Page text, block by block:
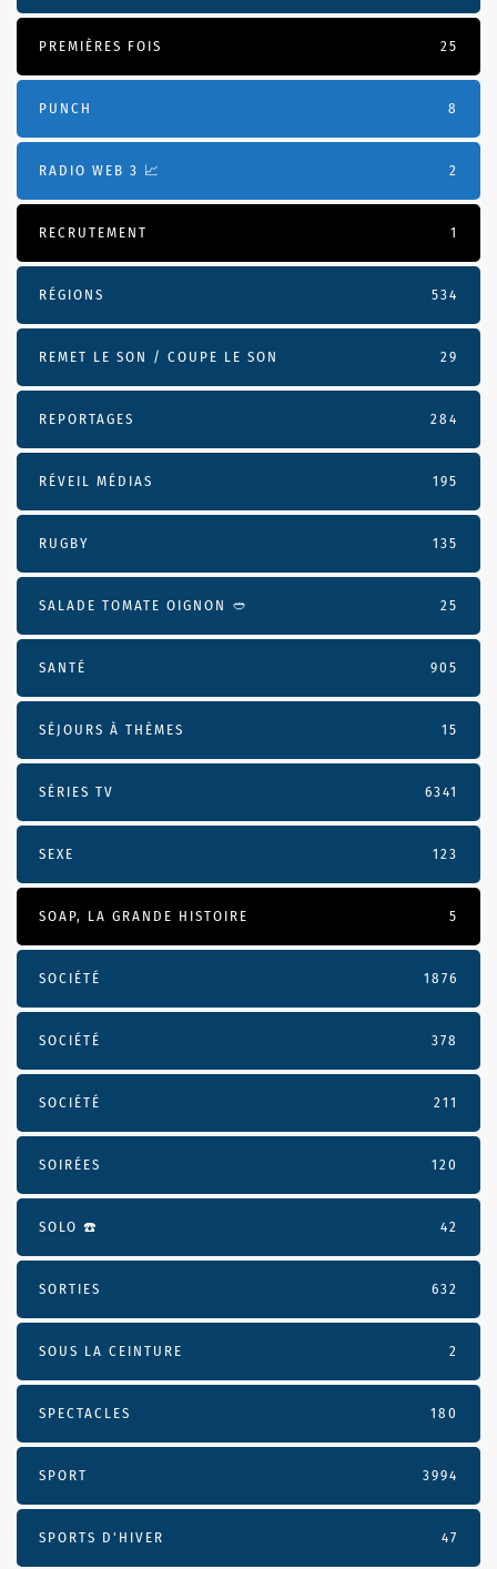
PREMIÈRES FOIS 25
PUNCH 8
RADIO WEB 3 📈 2
RECRUTEMENT 1
RÉGIONS 534
REMET LE SON / COUPE LE SON 29
REPORTAGES 284
RÉVEIL MÉDIAS 195
RUGBY 135
SALADE TOMATE OIGNON 🥙 25
SANTÉ 905
SÉJOURS À THÈMES 15
SÉRIES TV 6341
SEXE 123
SOAP, LA GRANDE HISTOIRE 5
SOCIÉTÉ 1876
SOCIÉTÉ 378
SOCIÉTÉ 211
SOIRÉES 120
SOLO ☎️ 42
SORTIES 632
SOUS LA CEINTURE 2
SPECTACLES 180
SPORT 3994
SPORTS D'HIVER 47